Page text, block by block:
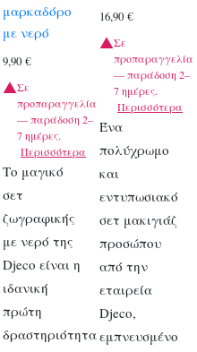
μαρκαδόρο
με νερό
9,90€
Σε
προπαραγγελία
— παράδοση 2–
7 ημέρες.
Περισσότερα
Το μαγικό
σετ
ζωγραφικής
με νερό της
Djeco είναι η
ιδανική
πρώτη
δραστηριότητα
16,90€
Σε
προπαραγγελία
— παράδοση 2–
7 ημέρες.
Περισσότερα
Ένα
πολύχρωμο
και
εντυπωσιακό
σετ μακιγιάζ
προσώπου
από την
εταιρεία
Djeco,
εμπνευσμένο